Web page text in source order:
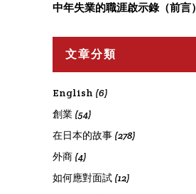
中年失業的職涯啟示錄（前言）
文章分類
English (6)
創業 (54)
在日本的故事 (278)
外商 (4)
如何應對面試 (12)